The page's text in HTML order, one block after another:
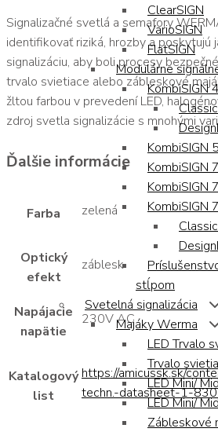
ClearSIGN
VarioSIGN
FlatSIGN
Modulárne
KombiSIGN
KombiSIGN
KombiSIGN
KombiSIGN
KombiSIGN
stĺpom
Svetelná signalizácia
Majáky Werma
LED Trvalo
Trvalo
LED Mini/
LED Mini/
Zábleskové
Signalizačné svetlá a semafory
identifikovať riziká, hrozby a poskytujú
signalizáciu, aby boli procesy
trvalo svietiace alebo zábleskové
žltou farbou v prevedení LED,
zdroj svetla signalizácie s mnohými
Ďalšie informácie
Farba zelená
Optický
efekt
záblesk
Napájacie
napätie
230V AC
Katalogový
list
https://amicussk.sk/
techn.-datasheet-1-